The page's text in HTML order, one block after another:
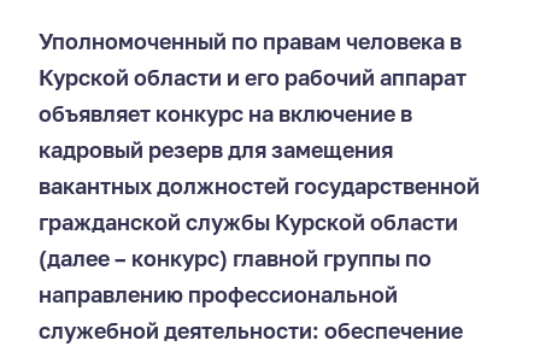
Уполномоченный по правам человека в
Курской области и его рабочий аппарат
объявляет конкурс на включение в
кадровый резерв для замещения
вакантных должностей государственной
гражданской службы Курской области
(далее – конкурс) главной группы по
направлению профессиональной
служебной деятельности: обеспечение